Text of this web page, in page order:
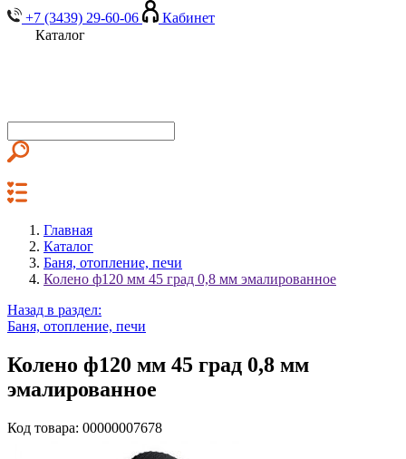
+7 (3439) 29-60-06
Кабинет
Каталог
Главная
Каталог
Баня, отопление, печи
Колено ф120 мм 45 град 0,8 мм эмалированное
Назад в раздел:
Баня, отопление, печи
Колено ф120 мм 45 град 0,8 мм
эмалированное
Код товара: 00000007678